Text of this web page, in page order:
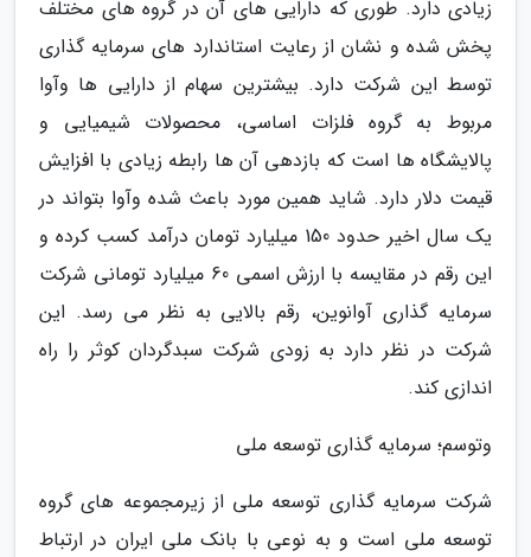
زیادی دارد. طوری که دارایی های آن در گروه های مختلف
پخش شده و نشان از رعایت استاندارد های سرمایه گذاری
توسط این شرکت دارد. بیشترین سهام از دارایی ها وآوا
مربوط به گروه فلزات اساسی، محصولات شیمیایی و
پالایشگاه ها است که بازدهی آن ها رابطه زیادی با افزایش
قیمت دلار دارد. شاید همین مورد باعث شده وآوا بتواند در
یک سال اخیر حدود 150 میلیارد تومان درآمد کسب کرده و
این رقم در مقایسه با ارزش اسمی 60 میلیارد تومانی شرکت
سرمایه گذاری آوانوین، رقم بالایی به نظر می رسد. این
شرکت در نظر دارد به زودی شرکت سبدگردان کوثر را راه
اندازی کند.
وتوسم؛ سرمایه گذاری توسعه ملی
شرکت سرمایه گذاری توسعه ملی از زیرمجموعه های گروه
توسعه ملی است و به نوعی با بانک ملی ایران در ارتباط